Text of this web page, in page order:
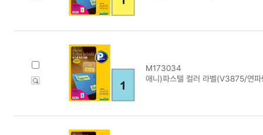
M173034
애니)파스텔 컬러 라벨(V3875/연